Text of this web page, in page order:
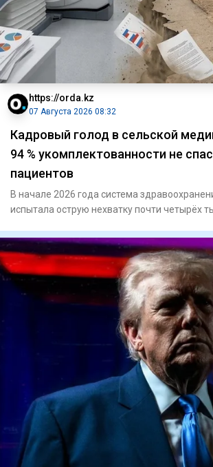
https://orda.kz
07 Августа 2026 08:32
Кадровый голод в сельской
94 % укомплектованности не
пациентов
В начале 2026 года система
испытала острую нехватку почти четырёх